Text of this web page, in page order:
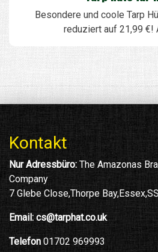
Besondere und coole Tarp
reduziert auf 21,99 €!
Kontakt
Nur Adressbüro: The Amazonas
Company
7 Glebe Close,Thorpe
Email:cs@tarphat.co.uk
Telefon 01702 969993